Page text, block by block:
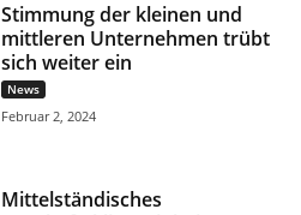
Stimmung der kleinen und
mittleren Unternehmen trübt
sich weiter ein
News
Februar 2, 2024
Mittelständisches